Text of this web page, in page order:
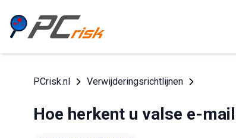
PCrisk.nl Verwijderingsrichtlijnen
Hoe herkent u valse e-